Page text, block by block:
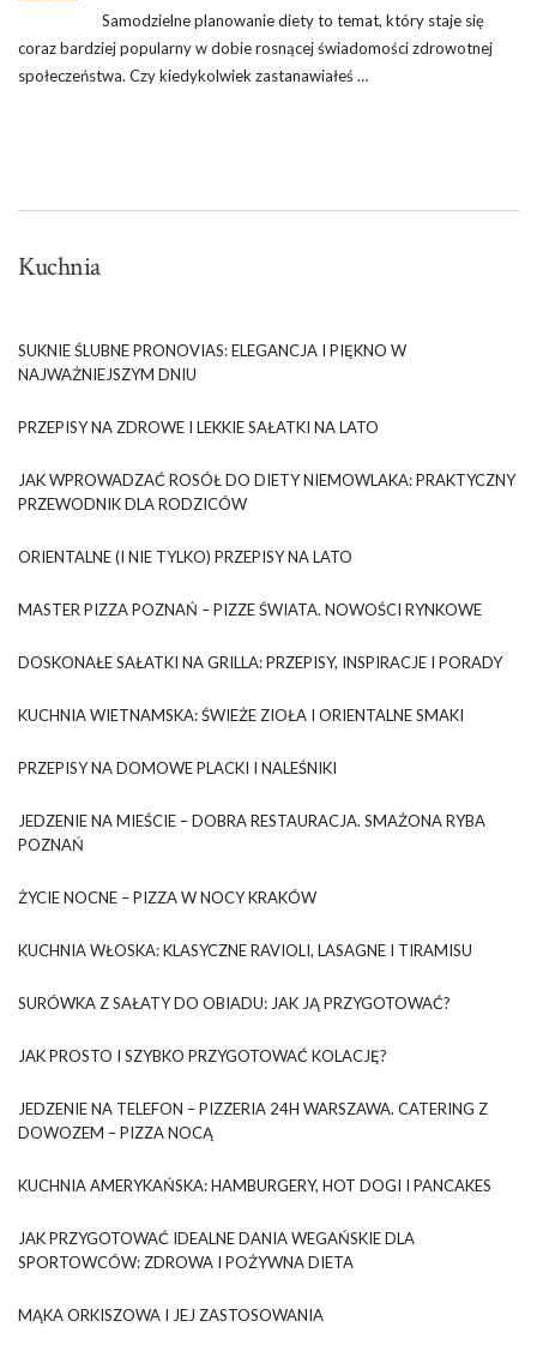
Samodzielne planowanie diety to temat, który staje się
coraz bardziej popularny w dobie rosnącej świadomości zdrowotnej
społeczeństwa. Czy kiedykolwiek zastanawiałeś …
Kuchnia
SUKNIE ŚLUBNE PRONOVIAS: ELEGANCJA I PIĘKNO W
NAJWAŻNIEJSZYM DNIU
PRZEPISY NA ZDROWE I LEKKIE SAŁATKI NA LATO
JAK WPROWADZAĆ ROSÓŁ DO DIETY NIEMOWLAKA: PRAKTYCZNY
PRZEWODNIK DLA RODZICÓW
ORIENTALNE (I NIE TYLKO) PRZEPISY NA LATO
MASTER PIZZA POZNAŃ – PIZZE ŚWIATA. NOWOŚCI RYNKOWE
DOSKONAŁE SAŁATKI NA GRILLA: PRZEPISY, INSPIRACJE I PORADY
KUCHNIA WIETNAMSKA: ŚWIEŻE ZIOŁA I ORIENTALNE SMAKI
PRZEPISY NA DOMOWE PLACKI I NALEŚNIKI
JEDZENIE NA MIEŚCIE – DOBRA RESTAURACJA. SMAŻONA RYBA
POZNAŃ
ŻYCIE NOCNE – PIZZA W NOCY KRAKÓW
KUCHNIA WŁOSKA: KLASYCZNE RAVIOLI, LASAGNE I TIRAMISU
SURÓWKA Z SAŁATY DO OBIADU: JAK JĄ PRZYGOTOWAĆ?
JAK PROSTO I SZYBKO PRZYGOTOWAĆ KOLACJĘ?
JEDZENIE NA TELEFON – PIZZERIA 24H WARSZAWA. CATERING Z
DOWOZEM – PIZZA NOCĄ
KUCHNIA AMERYKAŃSKA: HAMBURGERY, HOT DOGI I PANCAKES
JAK PRZYGOTOWAĆ IDEALNE DANIA WEGAŃSKIE DLA
SPORTOWCÓW: ZDROWA I POŻYWNA DIETA
MĄKA ORKISZOWA I JEJ ZASTOSOWANIA